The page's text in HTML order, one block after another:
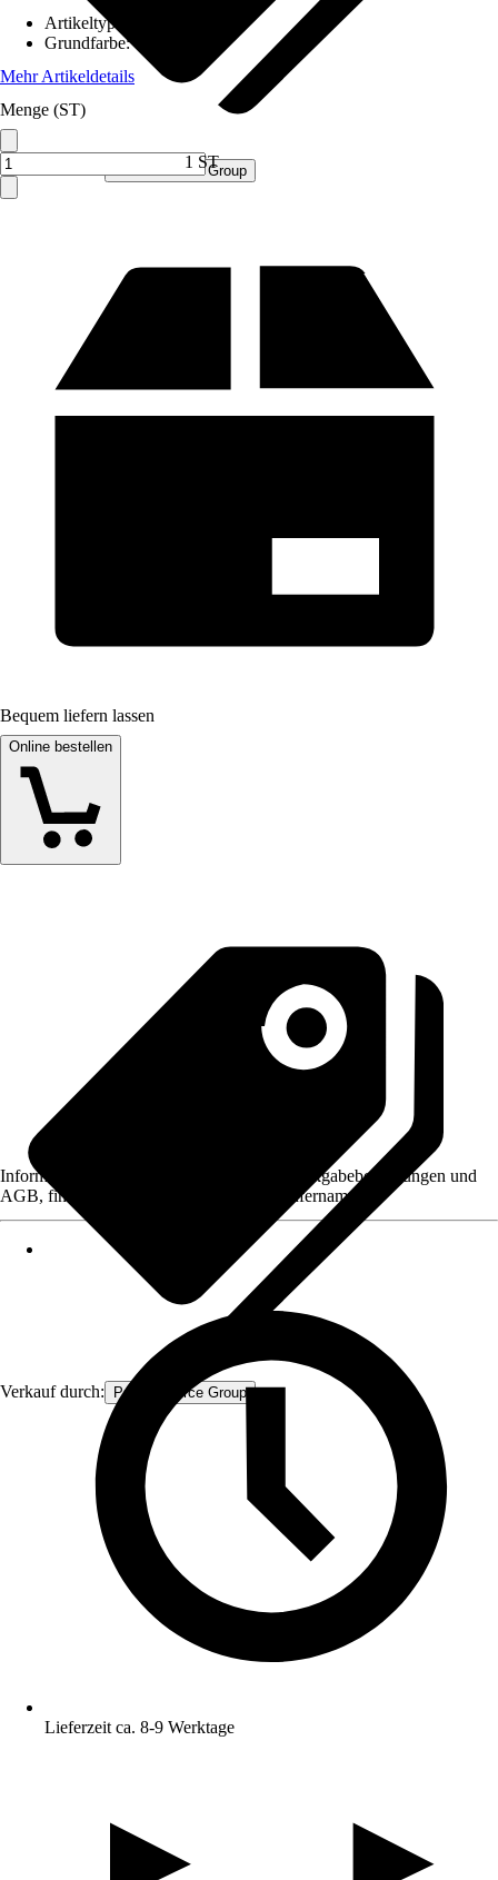
Verkauf durch: Procommerce Group
Artikeltyp
Grundfarbe:
Mehr Artikeldetails
Menge (ST)
1 ST
Bequem liefern lassen
Online bestellen
Verkauf durch: Procommerce Group
Informationen des Verkäufers, wie z. B. Rückgabebedingungen und
AGB, finden Sie bei Klick auf den Verkäufernamen.
Lieferzeit ca. 8-9 Werktage